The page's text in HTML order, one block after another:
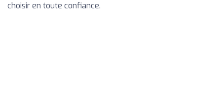
choisir en toute confiance.